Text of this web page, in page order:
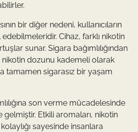
bir diğer nedeni, kullanıcıların
edebilmeleridir. Cihaz, farklı nikotin
sunar. Sigara bağımlılığından
dozunu kademeli olarak
tamamen sigarasız bir yaşam
son verme mücadelesinde
Etkili aromaları, nikotin
sayesinde insanlara